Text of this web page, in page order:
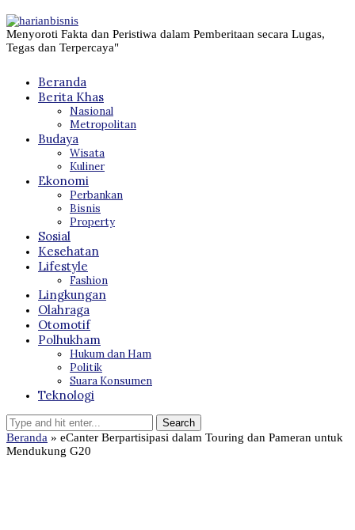
Menyoroti Fakta dan Peristiwa dalam Pemberitaan secara Lugas,
Tegas dan Terpercaya"
Beranda
Berita Khas
Nasional
Metropolitan
Budaya
Wisata
Kuliner
Ekonomi
Perbankan
Bisnis
Property
Sosial
Kesehatan
Lifestyle
Fashion
Lingkungan
Olahraga
Otomotif
Polhukham
Hukum dan Ham
Politik
Suara Konsumen
Teknologi
Beranda » eCanter Berpartisipasi dalam Touring dan Pameran untuk
Mendukung G20